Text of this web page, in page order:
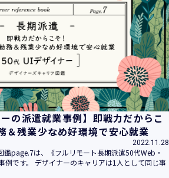
の派遣就業事例】即戦力だからこ
＆残業少なめ好環境で安心就業
2022.11.28
page.7は、《フルリモート長期派遣50代Web・
例です。 デザイナーのキャリアは1人として同じ事